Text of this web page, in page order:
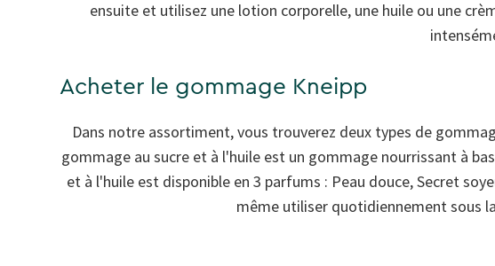
ensuite et utilisez une lotion corporelle, une huile ou une
Acheter le gommage Kneipp
Dans notre assortiment, vous trouverez deux types de
gommage au sucre et à l'huile est un gommage nourrissant à
et à l'huile est disponible en 3 parfums : Peau douce, Secret
même utiliser quotidiennement sous